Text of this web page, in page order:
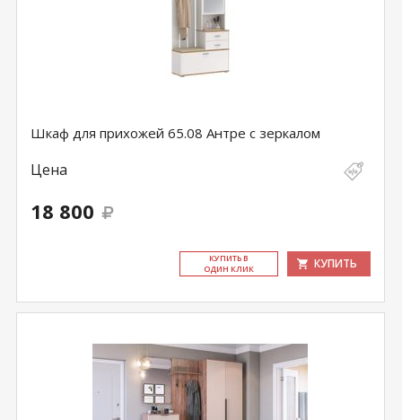
Шкаф для прихожей 65.08 Антре с зеркалом
Цена
18 800
КУ­ПИТЬ В
ОДИН КЛИК
КУПИТЬ